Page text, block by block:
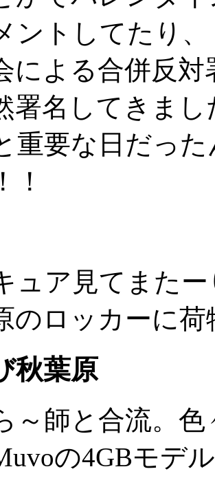
ントしてたり、
による合併反
署名してきま
重要な日だっ
！
ュア見てまた
のロッカーに
秋葉原
～師と合流。色
の4GBモデ